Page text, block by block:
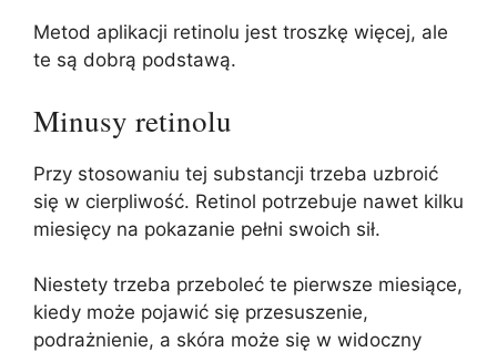
Metod aplikacji retinolu jest troszkę więcej, ale
te są dobrą podstawą.
Minusy retinolu
Przy stosowaniu tej substancji trzeba uzbroić
się w cierpliwość. Retinol potrzebuje nawet kilku
miesięcy na pokazanie pełni swoich sił.
Niestety trzeba przeboleć te pierwsze miesiące,
kiedy może pojawić się przesuszenie,
podrażnienie, a skóra może się w widoczny